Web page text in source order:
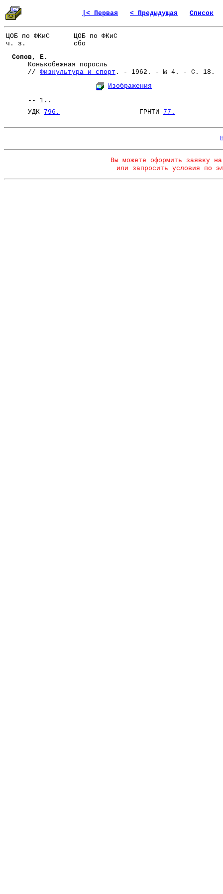
|< Первая < Предыдущая Список
ЦОБ по ФКиС
ч. з.
ЦОБ по ФКиС
сбо
Сопов, Е.
Конькобежная поросль
// Физкультура и спорт . - 1962. - № 4. - С. 18.
Изображения
-- 1..
УДК 796. ГРНТИ 77.
Вы можете оформить заявку
или запросить условия по